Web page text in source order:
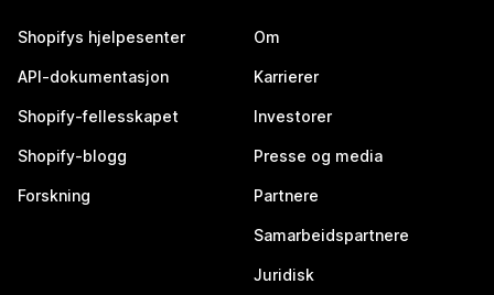
Shopifys hjelpesenter
API-dokumentasjon
Shopify-fellesskapet
Shopify-blogg
Forskning
Om
Karrierer
Investorer
Presse og media
Partnere
Samarbeidspartnere
Juridisk